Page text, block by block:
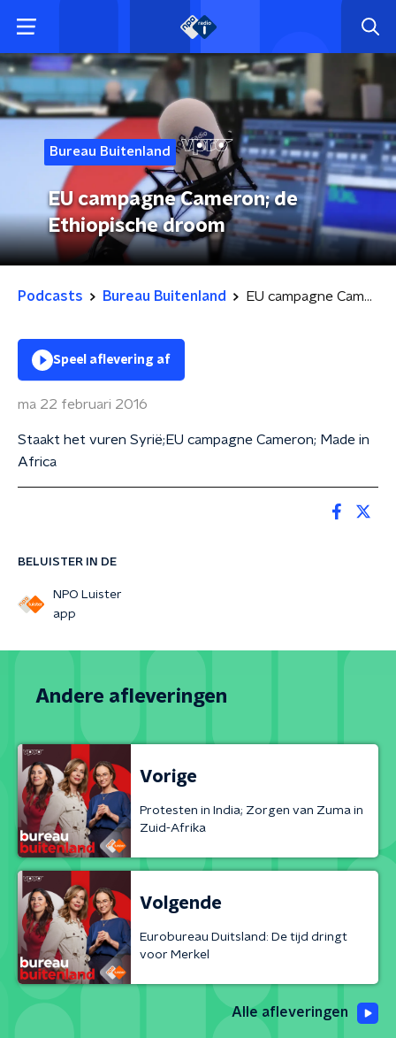
Bureau Buitenland
EU campagne Cameron; de
Ethiopische droom
Podcasts Bureau Buitenland EU campagne Cameron; de Ethiopische droom
BELUISTER IN DE
NPO Luister
app
Speel aflevering af
ma 22 februari 2016
Staakt het vuren Syrië;EU campagne Cameron; Made in
Africa
Andere afleveringen
Vorige
Protesten in India; Zorgen van Zuma in
Zuid-Afrika
Volgende
Eurobureau Duitsland: De tijd dringt
voor Merkel
Alle afleveringen